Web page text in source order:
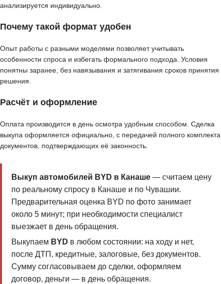
анализируется индивидуально.
Почему такой формат удобен
Опыт работы с разными моделями позволяет учитывать
особенности спроса и избегать формального подхода. Условия
понятны заранее, без навязывания и затягивания сроков принятия
решения.
Расчёт и оформление
Оплата производится в день осмотра удобным способом. Сделка
выкупа оформляется официально, с передачей полного комплекта
документов, подтверждающих её законность.
Выкуп автомобилей BYD в Канаше— считаем цену
по реальному спросу в Канаше и по Чувашии.
Предварительная оценка BYD по фото занимает
около 5 минут; при необходимости специалист
выезжает в день обращения.
Выкупаем BYD в любом состоянии: на ходу и нет,
после ДТП, кредитные, залоговые, без документов.
Сумму согласовываем до сделки, оформляем
договор, деньги — в день обращения.